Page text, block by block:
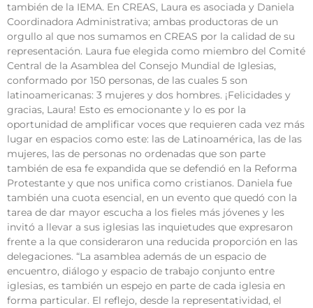
también de la IEMA. En CREAS, Laura es asociada y Daniela
Coordinadora Administrativa; ambas productoras de un
orgullo al que nos sumamos en CREAS por la calidad de su
representación. Laura fue elegida como miembro del Comité
Central de la Asamblea del Consejo Mundial de Iglesias,
conformado por 150 personas, de las cuales 5 son
latinoamericanas: 3 mujeres y dos hombres. ¡Felicidades y
gracias, Laura! Esto es emocionante y lo es por la
oportunidad de amplificar voces que requieren cada vez más
lugar en espacios como este: las de Latinoamérica, las de las
mujeres, las de personas no ordenadas que son parte
también de esa fe expandida que se defendió en la Reforma
Protestante y que nos unifica como cristianos. Daniela fue
también una cuota esencial, en un evento que quedó con la
tarea de dar mayor escucha a los fieles más jóvenes y les
invitó a llevar a sus iglesias las inquietudes que expresaron
frente a la que consideraron una reducida proporción en las
delegaciones. “La asamblea además de un espacio de
encuentro, diálogo y espacio de trabajo conjunto entre
iglesias, es también un espejo en parte de cada iglesia en
forma particular. El reflejo, desde la representatividad, el